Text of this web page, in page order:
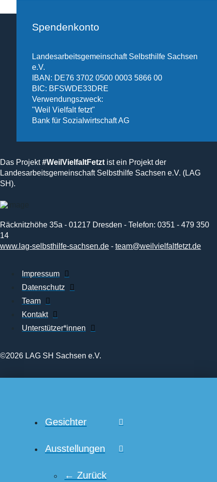
Spendenkonto
Landesarbeitsgemeinschaft Selbsthilfe Sachsen
e.V.
IBAN: DE76 3702 0500 0003 5866 00
BIC: BFSWDE33DRE
Verwendungszweck:
"Weil Vielfalt fetzt"
Bank für Sozialwirtschaft AG
Das Projekt#WeilVielfaltFetzt ist ein Projekt der
Landesarbeitsgemeinschaft Selbsthilfe Sachsen e.V. (LAG
SH).
Räcknitzhöhe 35a - 01217 Dresden - Telefon: 0351 - 479 350
14
www.lag-selbsthilfe-sachsen.de - team@weilvielfaltfetzt.de
Impressum
Datenschutz
Team
Kontakt
Unterstützer*innen
©2026 LAG SH Sachsen e.V.
Gesichter
Ausstellungen
← Zurück